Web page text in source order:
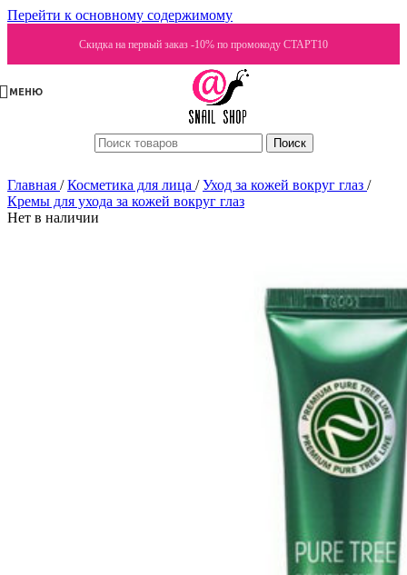
Перейти к основному содержимому
Скидка на первый заказ -10% по промокоду СТАРТ10
МЕНЮ
Поиск
Главная / Косметика для лица / Уход за кожей вокруг глаз /
Кремы для ухода за кожей вокруг глаз
Нет в наличии